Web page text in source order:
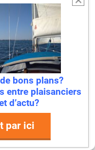
de navigation ou les ID
ou de retirer son
certaines fonctonnalités et
de vos données
les
bons plans?
entre plaisanciers
d’actu?
par ici